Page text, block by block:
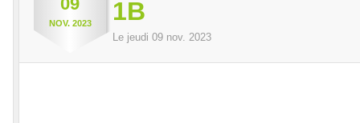
NOV. 2023 1B
Le jeudi 09 nov. 2023